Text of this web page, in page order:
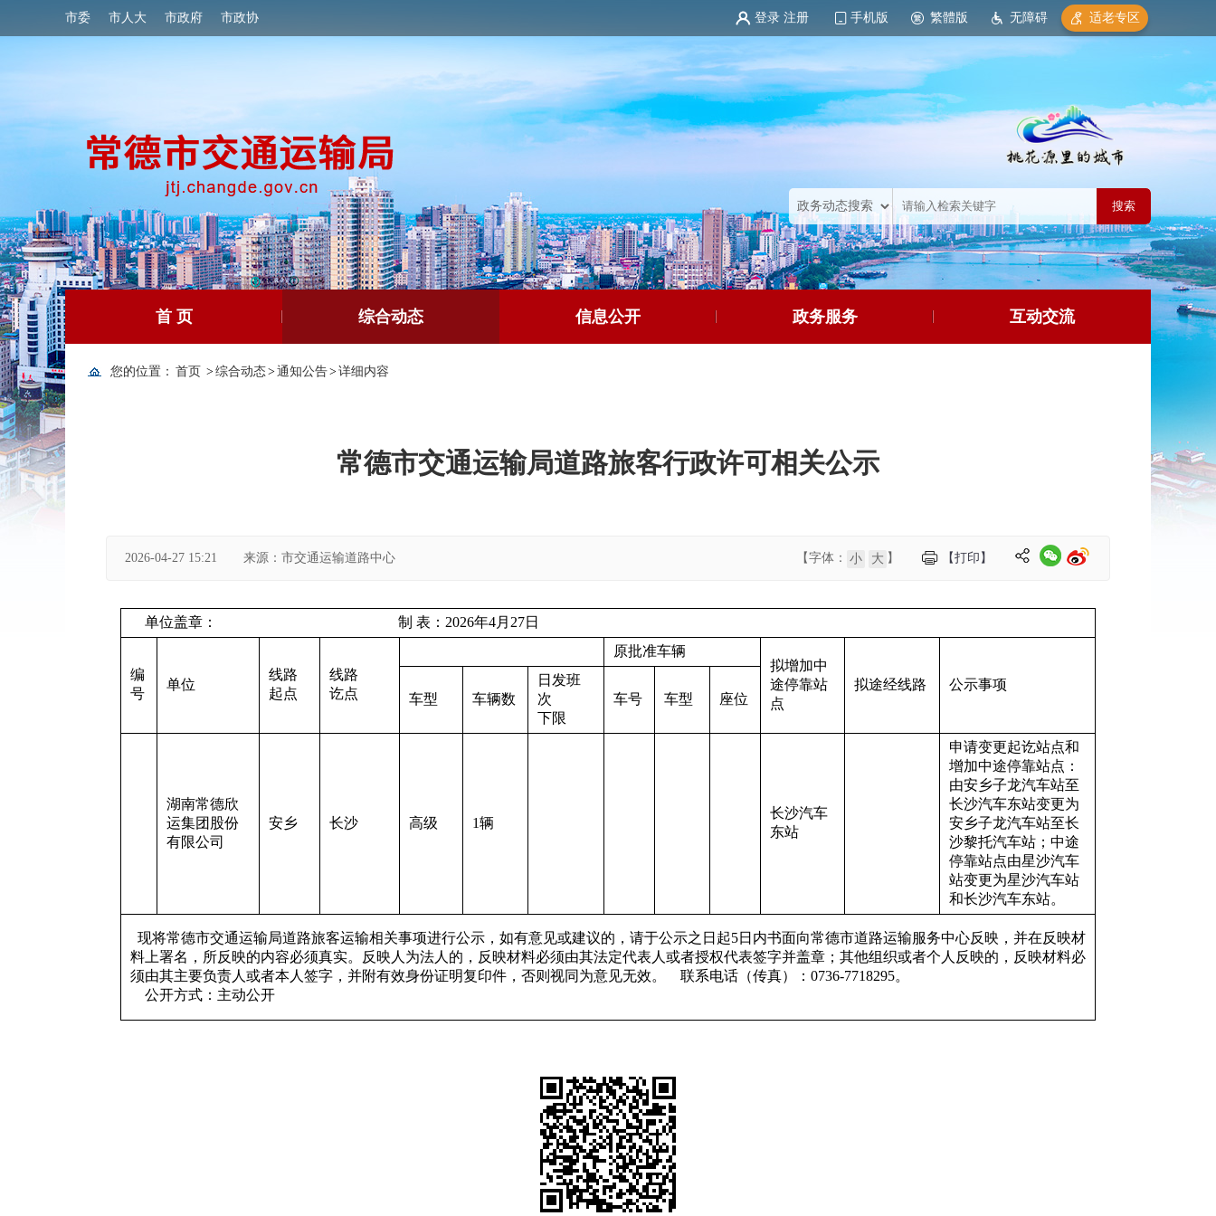
市委 市人大 市政府 市政协 登录 注册 手机版 繁體版 无障碍 适老专区
首 页 综合动态 信息公开 政务服务 互动交流
您的位置： 首页 >综合动态>通知公告>详细内容
常德市交通运输局道路旅客行政许可相关公示
2026-04-27 15:21 来源：市交通运输道路中心 【打印】
【字体： 小 大 】
单位盖章： 制 表：2026年4月27日
编
号
单位
线路
起点
线路
讫点
原批准车辆
拟增加中
途停靠站
点
拟途经线路
公示事项
车型
车辆数
日发班
次
下限
车号 车型 座位
湖南常德欣
运集团股份
有限公司
安乡 长沙 高级 1辆
长沙汽车
东站
申请变更起讫站点和
增加中途停靠站点：
由安乡子龙汽车站至
长沙汽车东站变更为
安乡子龙汽车站至长
沙黎托汽车站；中途
停靠站点由星沙汽车
站变更为星沙汽车站
和长沙汽车东站。
现将常德市交通运输局道路旅客运输相关事项进行公示，如有意见或建议的，请于公示之日起5日内书面向常德市道路运输服务中心反映，并在反映材
料上署名，所反映的内容必须真实。反映人为法人的，反映材料必须由其法定代表人或者授权代表签字并盖章；其他组织或者个人反映的，反映材料必
须由其主要负责人或者本人签字，并附有效身份证明复印件，否则视同为意见无效。 联系电话（传真）：0736-7718295。
公开方式：主动公开